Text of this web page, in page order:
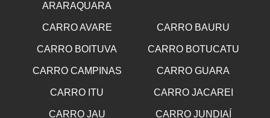
ARARAQUARA
CARRO AVARE CARRO BAURU
CARRO BOITUVA CARRO BOTUCATU
CARRO CAMPINAS CARRO GUARA
CARRO ITU CARRO JACAREI
CARRO JAU CARRO JUNDIAÍ